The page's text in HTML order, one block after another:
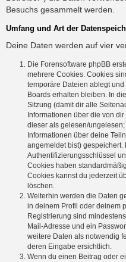
Besuchs gesammelt werden.
Umfang und Art der
Deine Daten werden auf vier
Die Forensoftware phpBB
mehrere Cookies. Cookies
temporäre Dateien ablegt
Boards erhalten bleiben. In
Sitzung (damit dir alle
Informationen über die von
dieser als gelesen/
Informationen über deine
angemeldet bist)
Authentifizierungsschlüssel
Cookies haben
Cookies kannst du jederzeit
löschen.
Weiterhin werden die Daten
in deinem Profil oder deinem
Registrierung sind
Mail-Adresse und ein
weitere Daten als notwendig
deren Eingabe ersichtlich.
Wenn du einen Beitrag oder